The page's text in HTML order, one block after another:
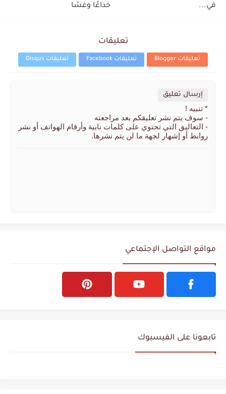
في...
خداعًا وغشًّا
تعليقات
تعليقات Blogger تعليقات Facebook تعليقات Disqus
إرسال تعليق
* تنبيه !
- سوف يتم نشر تعليقكم بعد مراجعته
- التعاليق التي تحتوي على كلمات نابية وأرقام الهواتف أو نشر
روابط أو إشهار لجهة ما لن يتم نشرها.
مواقع التواصل الإجتماعي
تابعونا على الفيسبوك